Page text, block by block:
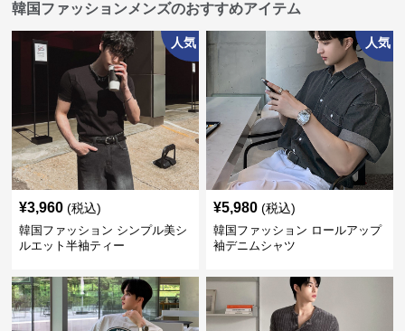
韓国ファッションメンズのおすすめアイテム
人気
¥3,960 (税込)
韓国ファッション シンプル美シ
ルエット半袖ティー
人気
¥5,980 (税込)
韓国ファッション ロールアップ
袖デニムシャツ